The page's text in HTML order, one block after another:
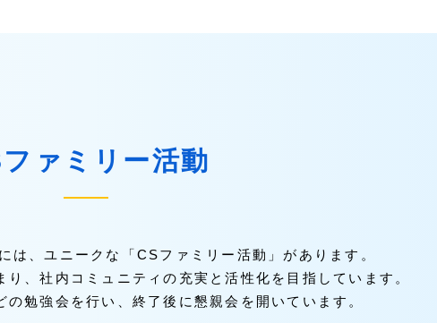
ァミリー活動
は、ユニークな「CSファミリー活動」があります。
、社内コミュニティの充実と活性化を目指しています。
勉強会を行い、終了後に懇親会を開いています。